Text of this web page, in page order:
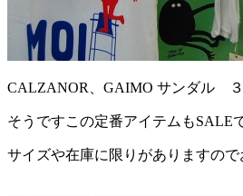
CALZANOR、GAIMO サンダル
そうですこの定番アイテムもSALE
サイズや在庫に限りがありますの